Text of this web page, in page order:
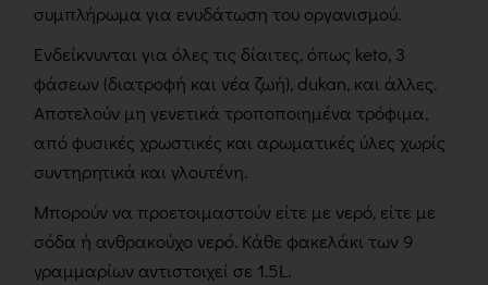
συμπλήρωμα για ενυδάτωση του οργανισμού.
Ενδείκνυνται για όλες τις δίαιτες, όπως keto, 3
φάσεων (διατροφή και νέα ζωή), dukan, και άλλες.
Αποτελούν μη γενετικά τροποποιημένα τρόφιμα,
από φυσικές χρωστικές και αρωματικές ύλες χωρίς
συντηρητικά και γλουτένη.
Μπορούν να προετοιμαστούν είτε με νερό, είτε με
σόδα ή ανθρακούχο νερό. Κάθε φακελάκι των 9
γραμμαρίων αντιστοιχεί σε 1.5L.